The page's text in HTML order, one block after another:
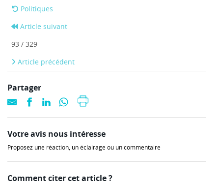
Politiques
Article suivant
93 / 329
Article précédent
Partager
Votre avis nous intéresse
Proposez une réaction, un éclairage ou un commentaire
Comment citer cet article ?